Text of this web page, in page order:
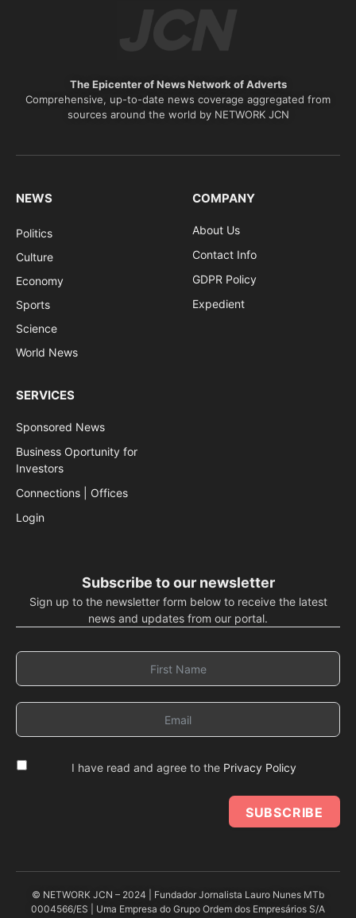
The Epicenter of News Network of Adverts
Comprehensive, up-to-date news coverage aggregated from
sources around the world by NETWORK JCN
NEWS
Politics
Culture
Economy
Sports
Science
World News
COMPANY
About Us
Contact Info
GDPR Policy
Expedient
SERVICES
Sponsored News
Business Oportunity for
Investors
Connections | Offices
Login
Subscribe to our newsletter
Sign up to the newsletter form below to receive the latest
news and updates from our portal.
I have read and agree to the Privacy Policy
SUBSCRIBE
© NETWORK JCN – 2024 | Fundador Jornalista Lauro Nunes MTb
0004566/ES | Uma Empresa do Grupo Ordem dos Empresários S/A